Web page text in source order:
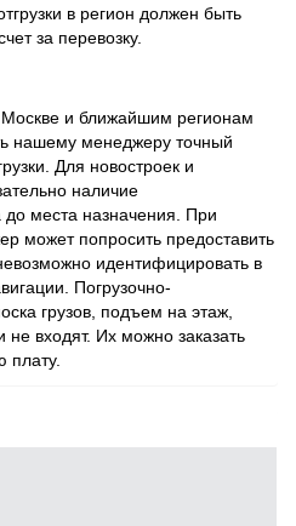
в регион должен быть
за перевозку.
Москве и ближайшим регионам
нашему менеджеру точный
Для новостроек и
наличие
до места назначения. При
может попросить предоставить
идентифицировать в
Погрузочно-
грузов, подъем на этаж,
не входят. Их можно заказать
плату.